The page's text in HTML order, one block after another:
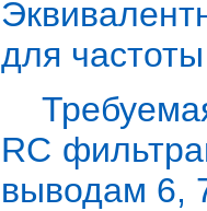
для
RC
выводам 6,